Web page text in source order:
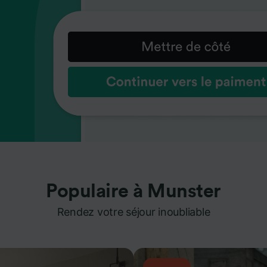
Populaire à Munster
Rendez votre séjour inoubliable